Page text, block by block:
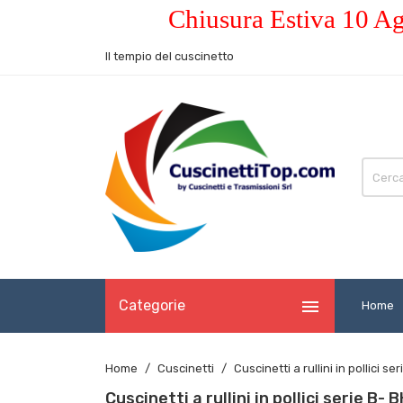
Chiusura Estiva 10
Il tempio del cuscinetto
Categorie  Home
Home Cuscinetti Cuscinetti a rullini in pollici
Cuscinetti a rullini in pollici serie B-